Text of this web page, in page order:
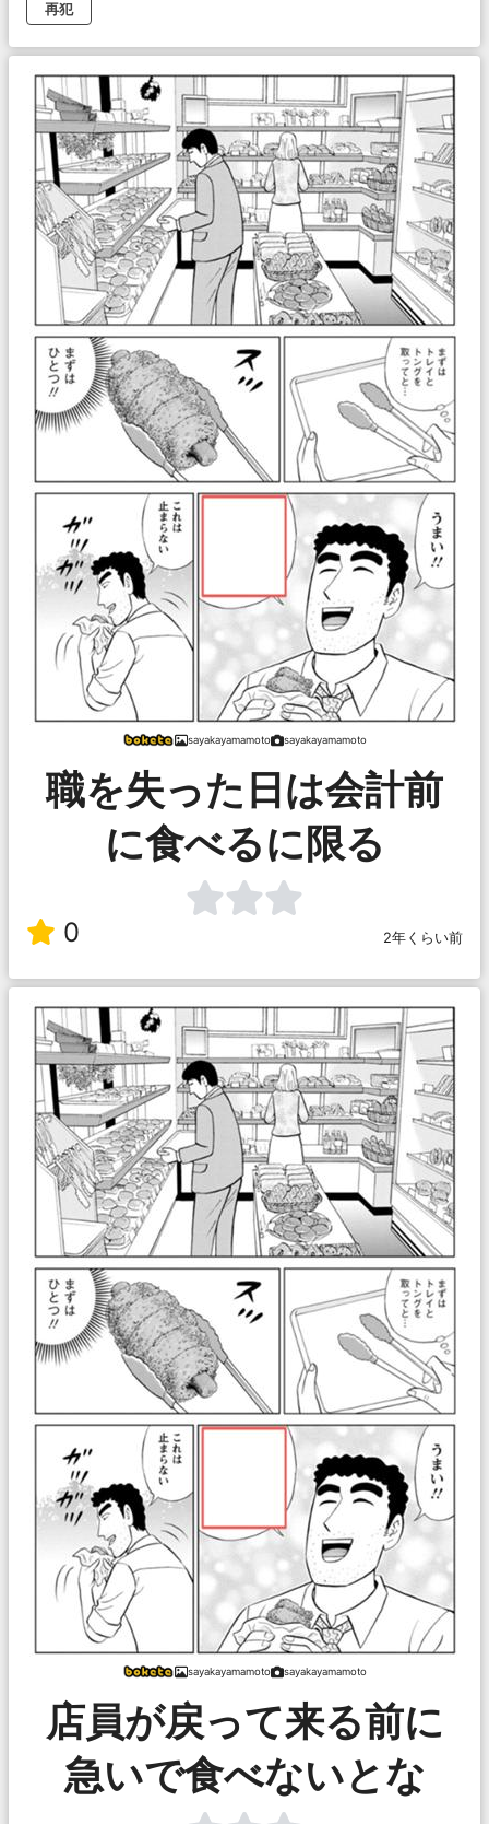
再犯
sayakayamamoto sayakayamamoto
職を失った日は会計前
に食べるに限る
0 2年くらい前
sayakayamamoto sayakayamamoto
店員が戻って来る前に
急いで食べないとな